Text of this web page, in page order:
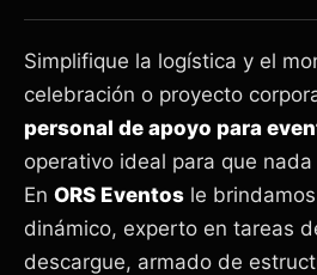
Simplifique la logística y el
celebración o proyecto
personal de apoyo para
operativo ideal para que
En ORS Eventos le
dinámico, experto en tareas
descargue, armado de